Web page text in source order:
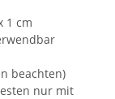
1 cm
beachten)
nur mit